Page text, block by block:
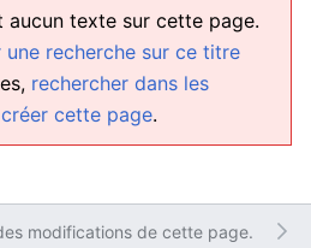
aucun texte sur cette page.
une recherche sur ce titre
rechercher dans les
créer cette page.
modifications de cette page.